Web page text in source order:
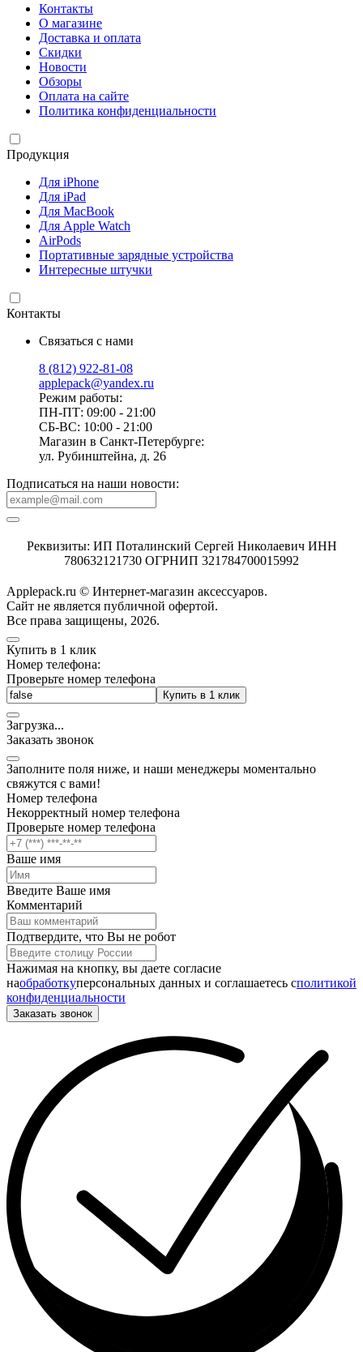
Контакты
О магазине
Доставка и оплата
Скидки
Новости
Обзоры
Оплата на сайте
Политика конфиденциальности
Продукция
Для iPhone
Для iPad
Для MacBook
Для Apple Watch
AirPods
Портативные зарядные устройства
Интересные штучки
Контакты
Связаться с нами
8 (812) 922-81-08
applepack@yandex.ru
Режим работы:
ПН-ПТ: 09:00 - 21:00
СБ-ВС: 10:00 - 21:00
Магазин в Санкт-Петербурге:
ул. Рубинштейна, д. 26
Подписаться на наши новости:
Реквизиты: ИП Поталинский Сергей Николаевич ИНН
780632121730 ОГРНИП 321784700015992
Applepack.ru © Интернет-магазин аксессуаров.
Cайт не является публичной офертой.
Все права защищены, 2026.
Купить в 1 клик
Номер телефона:
Проверьте номер телефона
Купить в 1 клик
Загрузка...
Заказать звонок
Заполните поля ниже, и наши менеджеры моментально
свяжутся с вами!
Номер телефона
Некорректный номер телефона
Проверьте номер телефона
Ваше имя
Введите Ваше имя
Комментарий
Подтвердите, что Вы не робот
Нажимая на кнопку, вы даете согласие
наобработкуперсональных данных и соглашаетесь cполитикой
конфиденциальности
Заказать звонок